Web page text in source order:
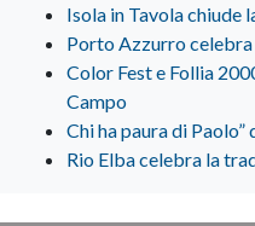
Isola in Tavola chiude
Porto Azzurro celebra
Color Fest e Follia
Campo
Chi ha paura di
Rio Elba celebra la